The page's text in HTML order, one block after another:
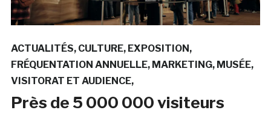
ACTUALITÉS CULTURE EXPOSITION
FRÉQUENTATION ANNUELLE MARKETING MUSÉE
VISITORAT ET AUDIENCE
Près de 5 000 000 visiteurs